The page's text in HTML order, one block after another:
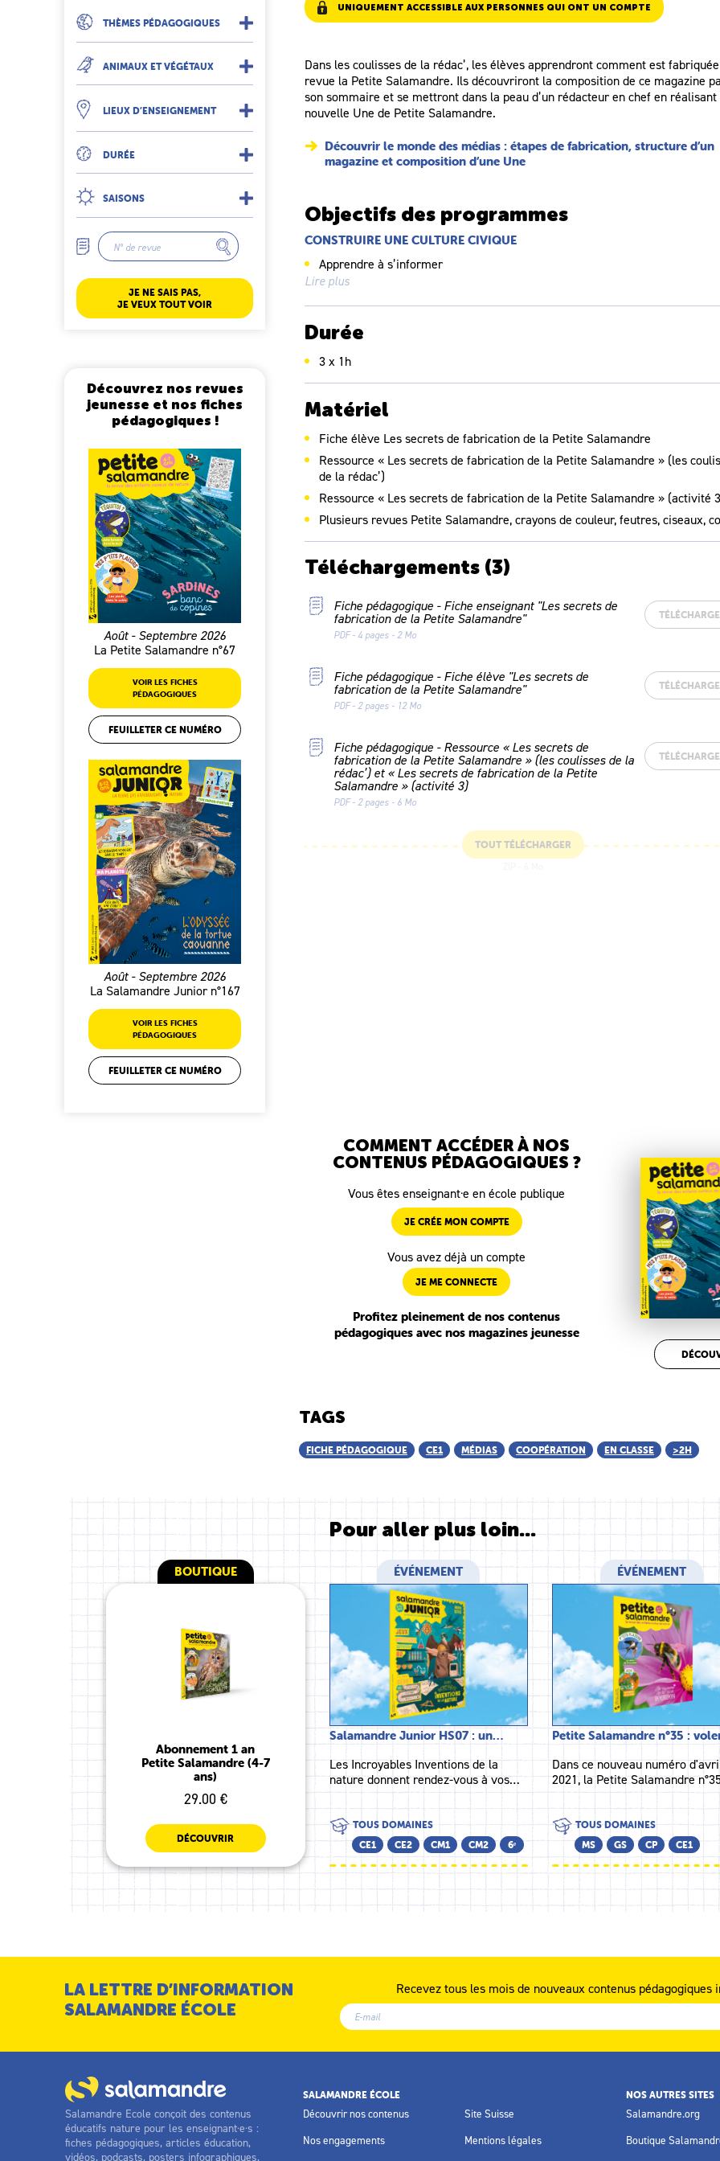
THÈMES PÉDAGOGIQUES
ANIMAUX ET VÉGÉTAUX
LIEUX D’ENSEIGNEMENT
DURÉE
SAISONS
JE NE SAIS PAS,
JE VEUX TOUT VOIR
Découvrez nos revues
jeunesse et nos fiches
pédagogiques !
Août - Septembre 2026
La Petite Salamandre n°67
VOIR LES FICHES
PÉDAGOGIQUES
FEUILLETER CE NUMÉRO
Août - Septembre 2026
La Salamandre Junior n°167
VOIR LES FICHES
PÉDAGOGIQUES
FEUILLETER CE NUMÉRO
UNIQUEMENT ACCESSIBLE AUX PERSONNES QUI ONT UN COMPTE
Dans les coulisses de la rédac’, les élèves apprendront comment est
revue la Petite Salamandre. Ils découvriront la composition de ce magazine
son sommaire et se mettront dans la peau d’un rédacteur en chef en réalisant
nouvelle Une de Petite Salamandre.
Découvrir le monde des médias : étapes de fabrication, structure d’un
magazine et composition d’une Une
Objectifs des programmes
CONSTRUIRE UNE CULTURE CIVIQUE
Apprendre à s’informer
Observer, lire et identifier des éléments d’informations sur des supports
Lire plus
Durée
3 x 1h
Matériel
Fiche élève Les secrets de fabrication de la Petite Salamandre
Ressource « Les secrets de fabrication de la Petite Salamandre » (les
de la rédac’)
Ressource « Les secrets de fabrication de la Petite Salamandre » (activité
Plusieurs revues Petite Salamandre, crayons de couleur, feutres, ciseaux,
Téléchargements (3)
Fiche pédagogique - Fiche enseignant "Les secrets de
fabrication de la Petite Salamandre"
PDF - 4 pages - 2 Mo
Fiche pédagogique - Fiche élève "Les secrets de
fabrication de la Petite Salamandre"
PDF - 2 pages - 12 Mo
Fiche pédagogique - Ressource « Les secrets de
fabrication de la Petite Salamandre » (les coulisses de la
rédac’) et « Les secrets de fabrication de la Petite
Salamandre » (activité 3)
PDF - 2 pages - 6 Mo
TOUT TÉLÉCHARGER
COMMENT ACCÉDER À NOS
CONTENUS PÉDAGOGIQUES ?
Vous êtes enseignant·e en école publique
JE CRÉE MON COMPTE
Vous avez déjà un compte
JE ME CONNECTE
Profitez pleinement de nos contenus
pédagogiques avec nos magazines jeunesse
TAGS
FICHE PÉDAGOGIQUE CE1 MÉDIAS COOPÉRATION EN CLASSE >2H
Pour aller plus loin...
BOUTIQUE
Abonnement 1 an
Petite Salamandre (4-7
ans)
29.00 €
DÉCOUVRIR
ÉVÉNEMENT
Salamandre Junior HS07 : un…
Les Incroyables Inventions de la
nature donnent rendez-vous à vos…
TOUS DOMAINES
CE1
CE2 CM1 CM2 6ᵉ
ÉVÉNEMENT
Petite Salamandre n°35 :
Dans ce nouveau numéro
2021, la Petite Salamandre
TOUS DOMAINES
MS
GS CP CE1
LA LETTRE D’INFORMATION
SALAMANDRE ÉCOLE
Recevez tous les mois de nouveaux contenus
Salamandre Ecole conçoit des contenus
éducatifs nature pour les enseignant·e·s :
fiches pédagogiques, articles éducation,
vidéos, podcasts, posters infographiques,
SALAMANDRE ÉCOLE
Découvrir nos contenus
Nos engagements
Site Suisse
Mentions légales
NOS AUTRES SITES
Salamandre.org
Boutique